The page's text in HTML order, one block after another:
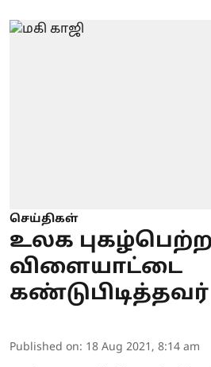
செய்திகள்
உலக புகழ்பெற்ற
விளையாட்டை
Published on: 18 Aug 2021, 8:14 am